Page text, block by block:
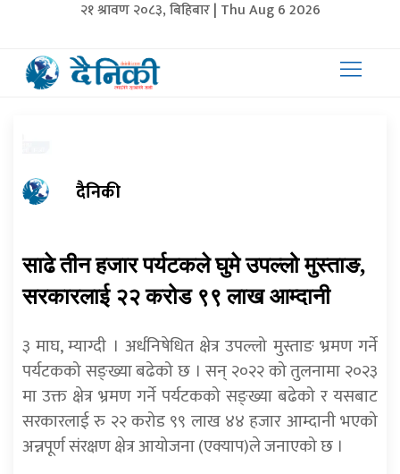
२१ श्रावण २०८३, बिहिबार | Thu Aug 6 2026
दैनिकी
साढे तीन हजार पर्यटकले घुमे उपल्लो मुस्ताङ,
सरकारलाई २२ करोड ९९ लाख आम्दानी
३ माघ, म्याग्दी । अर्धनिषेधित क्षेत्र उपल्लो मुस्ताङ भ्रमण गर्ने
पर्यटकको सङ्ख्या बढेको छ । सन् २०२२ को तुलनामा २०२३
मा उक्त क्षेत्र भ्रमण गर्ने पर्यटकको सङ्ख्या बढेको र यसबाट
सरकारलाई रु २२ करोड ९९ लाख ४४ हजार आम्दानी भएको
अन्नपूर्ण संरक्षण क्षेत्र आयोजना (एक्याप)ले जनाएको छ ।